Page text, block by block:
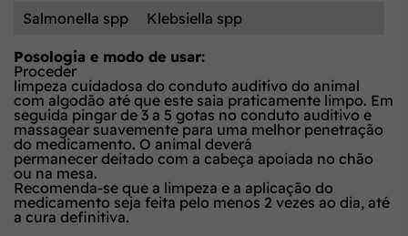
Salmonella spp Klebsiella spp
Posologia e modo de usar:
Proceder
limpeza cuidadosa do conduto auditivo do animal
com algodão até que este saia praticamente limpo. Em
seguida pingar de 3 a 5 gotas no conduto auditivo e
massagear suavemente para uma melhor penetração
do medicamento. O animal deverá
permanecer deitado com a cabeça apoiada no chão
ou na mesa.
Recomenda-se que a limpeza e a aplicação do
medicamento seja feita pelo menos 2 vezes ao dia, até
a cura definitiva.